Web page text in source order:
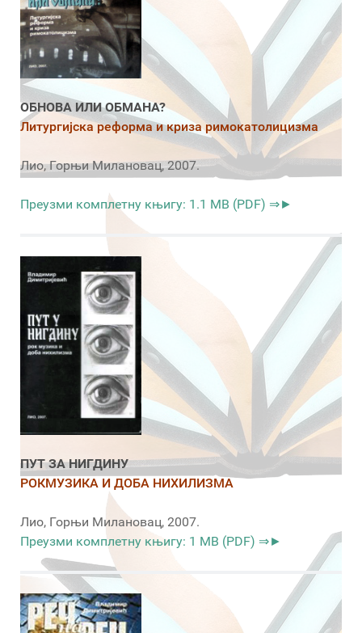
ОБНОВА ИЛИ ОБМАНА?
Литургијска реформа и криза римокатолицизма
Лио, Горњи Милановац, 2007.
Преузми комплетну књигу: 1.1 MB (PDF) ⇒►
ПУТ ЗА НИГДИНУ
РОКМУЗИКА И ДОБА НИХИЛИЗМА
Лио, Горњи Милановац, 2007.
Преузми комплетну књигу: 1 MB (PDF) ⇒►